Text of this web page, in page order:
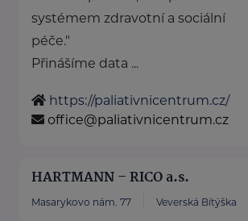
systémem zdravotní a sociální
péče."
Přinášíme data ...
https://paliativnicentrum.cz/
office@paliativnicentrum.cz
HARTMANN – RICO a.s.
Masarykovo nám. 77 Veverská Bítýška